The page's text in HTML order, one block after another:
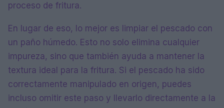
proceso de fritura.
En lugar de eso, lo mejor es limpiar el pescado con
un paño húmedo. Esto no solo elimina cualquier
impureza, sino que también ayuda a mantener la
textura ideal para la fritura. Si el pescado ha sido
correctamente manipulado en origen, puedes
incluso omitir este paso y llevarlo directamente a la